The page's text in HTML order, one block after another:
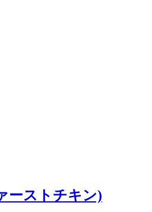
ーストチキン)